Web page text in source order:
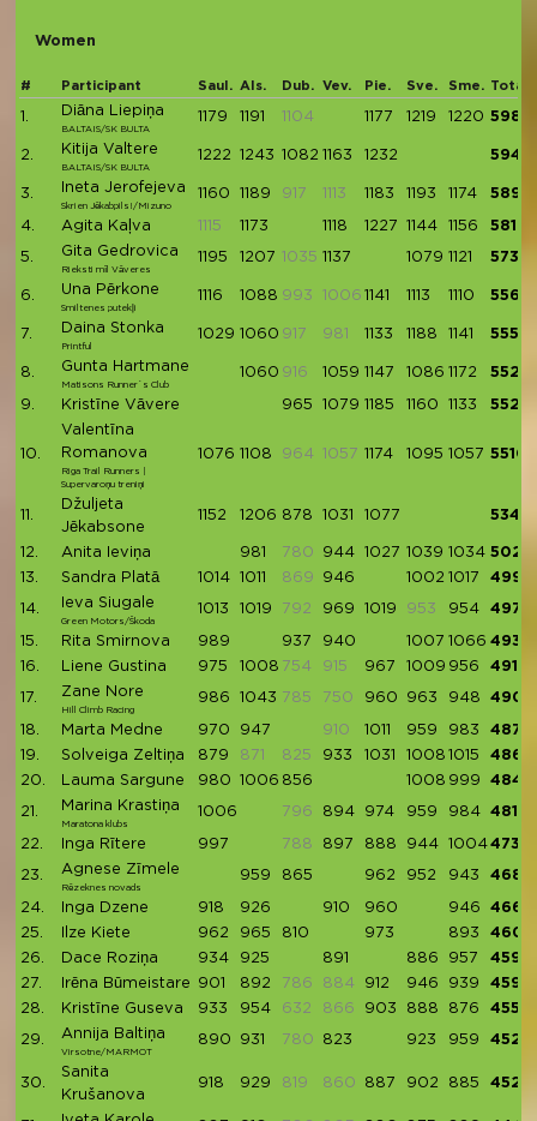
Women
# Participant Saul. Als. Dub. Vev. Pie. Sve. Sme. Total
1. Diāna Liepiņa
BALTAIS/SK BULTA
1179 1191 1104 1177 1219 1220 5986
2. Kitija Valtere
BALTAIS/SK BULTA
1222 1243 1082 1163 1232 5942
3. Ineta Jerofejeva
Skrien Jēkabpils!/Mizuno
1160 1189 917 1113 1183 1193 1174 5899
4. Agita Kaļva 1115 1173 1118 1227 1144 1156 5818
5. Gita Gedrovica
Rieksti mīl Vāveres
1195 1207 1035 1137 1079 1121 5739
6. Una Pērkone
Smiltenes putekļi
1116 1088 993 1006 1141 1113 1110 5568
7. Daina Stonka
Printful
1029 1060 917 981 1133 1188 1141 5551
8. Gunta Hartmane
Matisons Runner`s Club
1060 916 1059 1147 1086 1172 5524
9. Kristīne Vāvere 965 1079 1185 1160 1133 5522
10.
Valentīna
Romanova
Riga Trail Runners |
Supervaroņu treniņi
1076 1108 964 1057 1174 1095 1057 5510
11.
Džuljeta
Jēkabsone
1152 1206 878 1031 1077 5344
12. Anita Ieviņa 981 780 944 1027 1039 1034 5025
13.
Sandra Platā 1014 1011 869 946 1002 1017 4990
14. Ieva Siugale
Green Motors/Škoda
1013 1019 792 969 1019 953 954 4974
15. Rita Smirnova 989 937 940 1007 1066 4939
16.
Liene Gustina 975 1008 754 915 967 1009 956 4915
17. Zane Nore
Hill Climb Racing
986 1043 785 750 960 963 948 4900
18. Marta Medne 970 947 910 1011 959 983
4870
19.
Solveiga Zeltiņa 879 871 825 933 1031 1008 1015
4866
20.
Lauma Sargune 980 1006 856 1008 999 4849
21. Marina Krastiņa
Maratona klubs
1006 796 894 974 959 984 4817
22. Inga Rītere 997 788 897 888 944 10044730
23. Agnese Zīmele
Rēzeknes novads
959 865 962 952 943 4681
24. Inga Dzene 918 926 910 960 946
4660
25.
Ilze Kiete 962 965 810 973 893
4603
26.
Dace Roziņa 934 925 891 886 957
4593
27.
Irēna Būmeistare 901 892 786 884 912 946 939
4590
28.
Kristīne Guseva 933 954 632 866 903 888 876 4554
29. Annija Baltiņa
Virsotne/MARMOT
890 931 780 823 923 959 4526
30.
Sanita
Krušanova
918 929 819 860 887 902 885 4521